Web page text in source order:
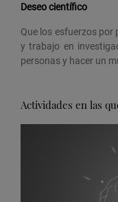
Deseo científico
Que los esfuerzos por
y trabajo en
personas y hacer un
Actividades en las